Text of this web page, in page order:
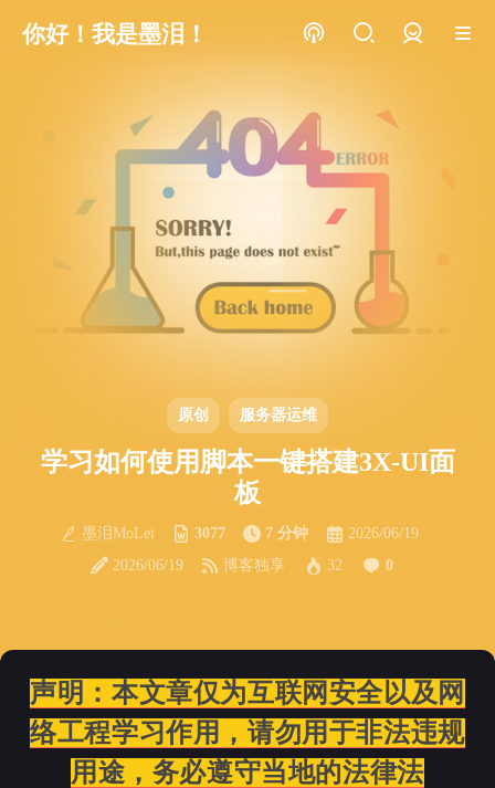
你好！我是墨泪！
原创 服务器运维
学习如何使用脚本一键搭建3X-UI面
板
墨泪MoLei 3077 7 分钟
2026/06/19
2026/06/19
博客独享 32 0
声明：本文章仅为互联网安全以及网
络工程学习作用，请勿用于非法违规
用途，务必遵守当地的法律法